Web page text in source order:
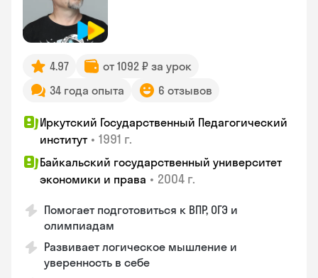
4.97
от 1092 ₽ за урок
34 года опыта
6 отзывов
Иркутский Государственный Педагогический
институт • 1991 г.
Байкальский государственный университет
экономики и права • 2004 г.
Помогает подготовиться к ВПР, ОГЭ и
олимпиадам
Развивает логическое мышление и
уверенность в себе